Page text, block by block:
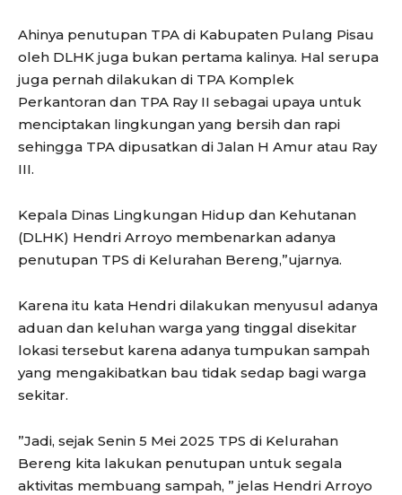
Ahinya penutupan TPA di Kabupaten Pulang Pisau
oleh DLHK juga bukan pertama kalinya. Hal serupa
juga pernah dilakukan di TPA Komplek
Perkantoran dan TPA Ray II sebagai upaya untuk
menciptakan lingkungan yang bersih dan rapi
sehingga TPA dipusatkan di Jalan H Amur atau Ray
III.
Kepala Dinas Lingkungan Hidup dan Kehutanan
(DLHK) Hendri Arroyo membenarkan adanya
penutupan TPS di Kelurahan Bereng,”ujarnya.
Karena itu kata Hendri dilakukan menyusul adanya
aduan dan keluhan warga yang tinggal disekitar
lokasi tersebut karena adanya tumpukan sampah
yang mengakibatkan bau tidak sedap bagi warga
sekitar.
”Jadi, sejak Senin 5 Mei 2025 TPS di Kelurahan
Bereng kita lakukan penutupan untuk segala
aktivitas membuang sampah, ” jelas Hendri Arroyo